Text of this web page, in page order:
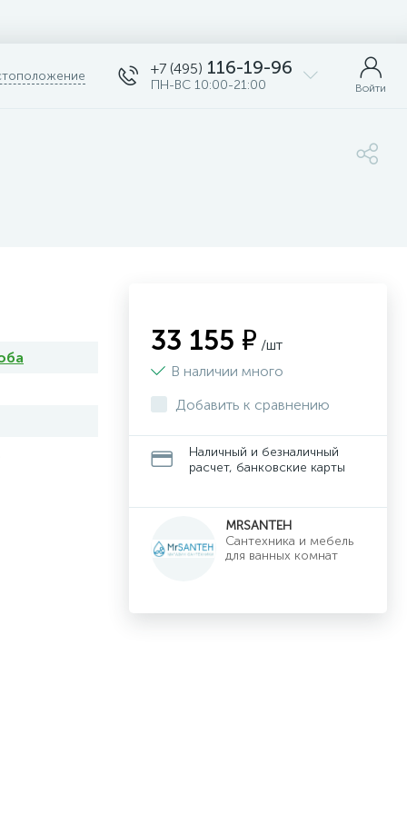
+7 (495) 116-19-96
ПН-ВС 10:00-21:00 Войти
33 155 ₽ /шт
В наличии много
Добавить к сравнению
Наличный и безналичный
расчет, банковские карты
MRSANTEH
Cантехника и мебель
для ванных комнат